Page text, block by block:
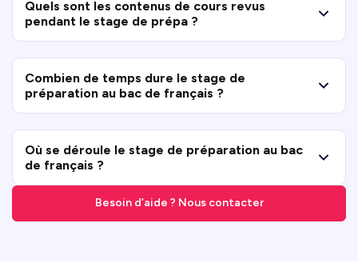
Quels sont les contenus de cours revus
pendant le stage de prépa ?
Combien de temps dure le stage de
préparation au bac de français ?
Où se déroule le stage de préparation au bac
de français ?
Besoin d’aide ? Nous contacter